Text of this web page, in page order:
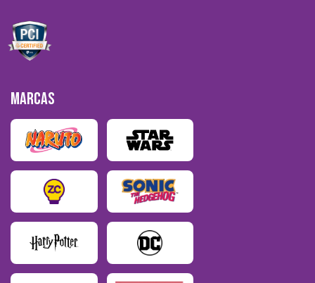
MARCAS